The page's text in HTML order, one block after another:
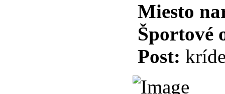
Miesto
Športové
Post: